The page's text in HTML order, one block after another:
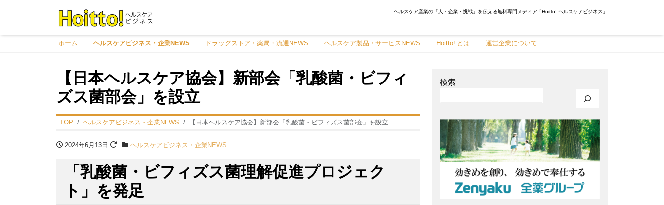
ヘルスケア産業の「人・企業・挑戦」を伝える無料専門メディア「Hoitto! ヘルスケアビジネス」
ホーム ヘルスケアビジネス・企業NEWS ドラッグストア・薬局・流通NEWS ヘルスケア製品・サービスNEWS Hoitto! とは 運営企業について
【日本ヘルスケア協会】新部会「乳酸菌・ビフィ
ズス菌部会」を設立
TOP ヘルスケアビジネス・企業NEWS 【日本ヘルスケア協会】新部会「乳酸菌・ビフィズス菌部会」を設立
2024年6月13日 ヘルスケアビジネス・企業NEWS
「乳酸菌・ビフィズス菌理解促進プロジェク
ト」を発足
検索